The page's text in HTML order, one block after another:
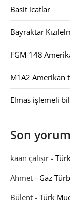
Basit icatlar
Bayraktar
FGM-148
M1A2 Amerikan
Elmas işlemeli
Son
kaan çalışır -
Ahmet - Gaz
Bülent - Türk